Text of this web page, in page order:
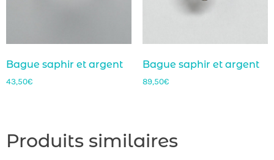
Bague saphir et argent
43,50€
Bague saphir et argent
89,50€
Produits similaires